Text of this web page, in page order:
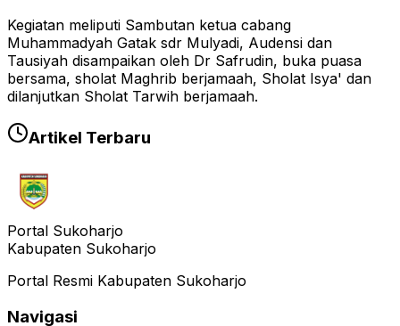
Kegiatan meliputi Sambutan ketua cabang
Muhammadyah Gatak sdr Mulyadi, Audensi dan
Tausiyah disampaikan oleh Dr Safrudin, buka puasa
bersama, sholat Maghrib berjamaah, Sholat Isya' dan
dilanjutkan Sholat Tarwih berjamaah.
Artikel Terbaru
Portal Sukoharjo
Kabupaten Sukoharjo
Portal Resmi Kabupaten Sukoharjo
Navigasi